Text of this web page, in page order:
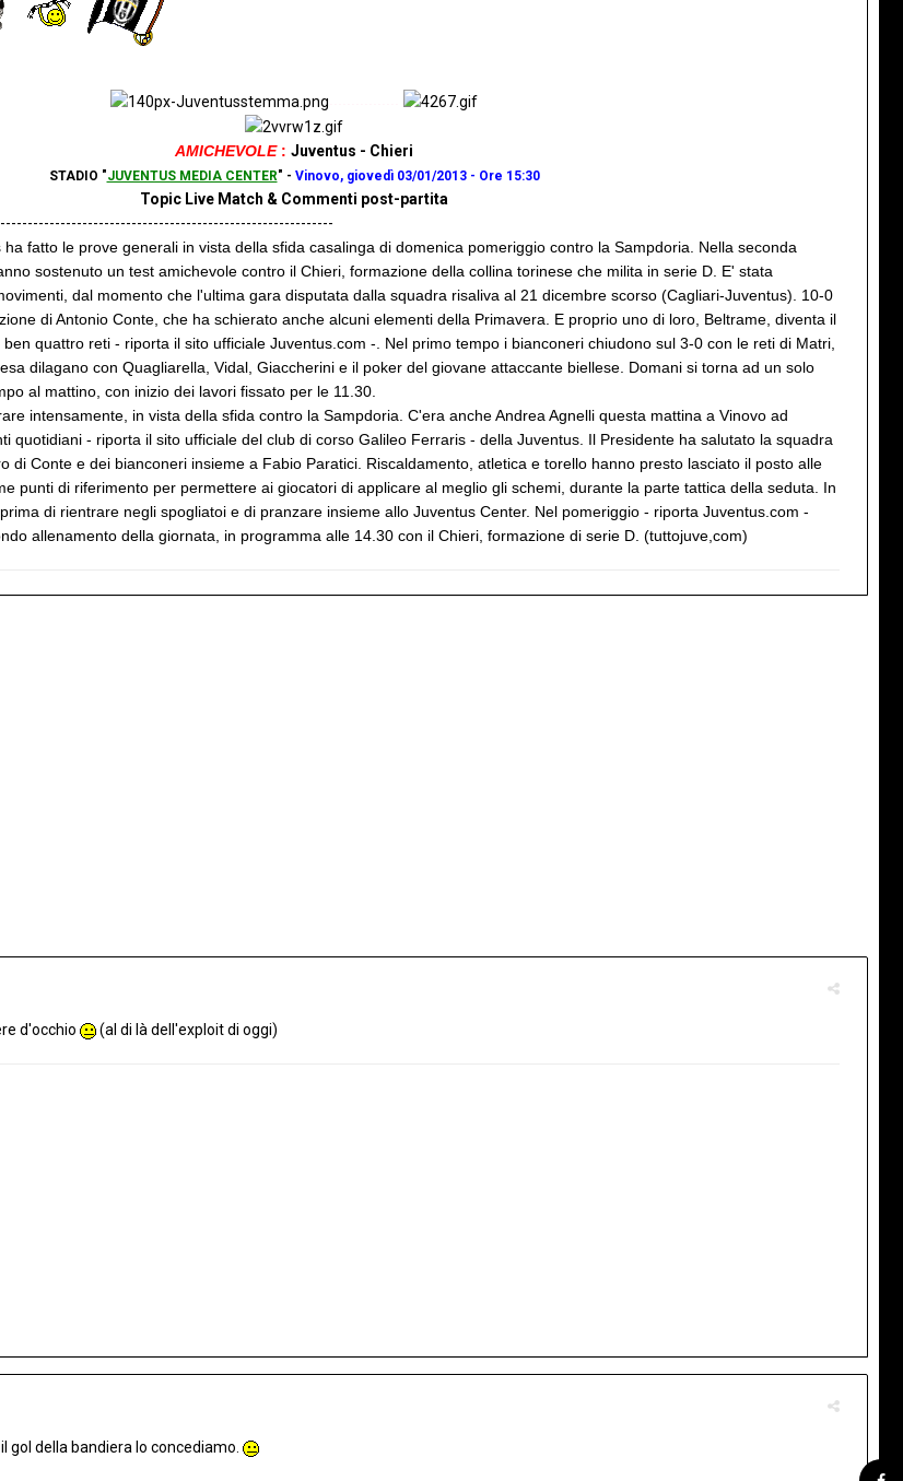
AMICHEVOLE : Juventus - Chieri
STADIO "JUVENTUS MEDIA CENTER" - Vinovo, giovedì 03/01/2013 - Ore 15:30
Topic Live Match & Commenti post-partita
fatto le prove generali in vista della sfida casalinga di domenica pomeriggio contro la Sampdoria. Nella seconda
sostenuto un test amichevole contro il Chieri, formazione della collina torinese che milita in serie D. E' stata
dal momento che l'ultima gara disputata dalla squadra risaliva al 21 dicembre scorso (Cagliari-Juventus). 10-0
di Antonio Conte, che ha schierato anche alcuni elementi della Primavera. E proprio uno di loro, Beltrame, diventa il
quattro reti - riporta il sito ufficiale Juventus.com -. Nel primo tempo i bianconeri chiudono sul 3-0 con le reti di Matri,
dilagano con Quagliarella, Vidal, Giaccherini e il poker del giovane attaccante biellese. Domani si torna ad un solo
al mattino, con inizio dei lavori fissato per le 11.30.
intensamente, in vista della sfida contro la Sampdoria. C'era anche Andrea Agnelli questa mattina a Vinovo ad
quotidiani - riporta il sito ufficiale del club di corso Galileo Ferraris - della Juventus. Il Presidente ha salutato la squadra
di Conte e dei bianconeri insieme a Fabio Paratici. Riscaldamento, atletica e torello hanno presto lasciato il posto alle
punti di riferimento per permettere ai giocatori di applicare al meglio gli schemi, durante la parte tattica della seduta. In
di rientrare negli spogliatoi e di pranzare insieme allo Juventus Center. Nel pomeriggio - riporta Juventus.com -
allenamento della giornata, in programma alle 14.30 con il Chieri, formazione di serie D. (tuttojuve,com)
d'occhio (al di là dell'exploit di oggi)
della bandiera lo concediamo.